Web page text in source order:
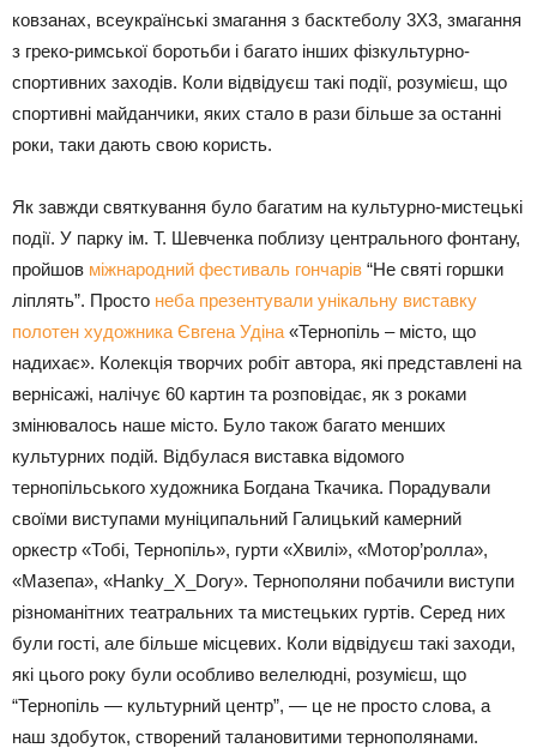
ковзанах, всеукраїнські змагання з басктеболу 3Х3, змагання
з греко-римської боротьби і багато інших фізкультурно-
спортивних заходів. Коли відвідуєш такі події, розумієш, що
спортивні майданчики, яких стало в рази більше за останні
роки, таки дають свою користь.
Як завжди святкування було багатим на культурно-мистецькі
події. У парку ім. Т. Шевченка поблизу центрального фонтану,
пройшов міжнародний фестиваль гончарів “Не святі горшки
ліплять”. Просто неба презентували унікальну виставку
полотен художника Євгена Удіна «Тернопіль – місто, що
надихає». Колекція творчих робіт автора, які представлені на
вернісажі, налічує 60 картин та розповідає, як з роками
змінювалось наше місто. Було також багато менших
культурних подій. Відбулася виставка відомого
тернопільського художника Богдана Ткачика. Порадували
своїми виступами муніципальний Галицький камерний
оркестр «Тобі, Тернопіль», гурти «Хвилі», «Мотор’ролла»,
«Мазепа», «Hanky_X_Dory». Тернополяни побачили виступи
різноманітних театральних та мистецьких гуртів. Серед них
були гості, але більше місцевих. Коли відвідуєш такі заходи,
які цього року були особливо велелюдні, розумієш, що
“Тернопіль — культурний центр”, — це не просто слова, а
наш здобуток, створений талановитими тернополянами.